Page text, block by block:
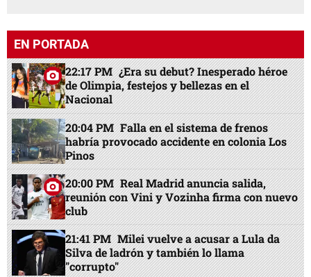
EN PORTADA
22:17 PM ¿Era su debut? Inesperado héroe
de Olimpia, festejos y bellezas en el
Nacional
20:04 PM Falla en el sistema de frenos
habría provocado accidente en colonia Los
Pinos
20:00 PM Real Madrid anuncia salida,
reunión con Vini y Vozinha firma con nuevo
club
21:41 PM Milei vuelve a acusar a Lula da
Silva de ladrón y también lo llama
"corrupto"